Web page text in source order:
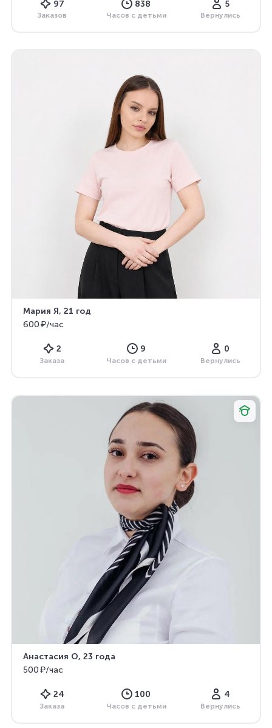
97
Заказов
838
Часов с детьми
5
Вернулись
Мария Я, 21 год
600 ₽/час
2
Заказа
9
Часов с детьми
0
Вернулись
Анастасия О, 23 года
500 ₽/час
24
Заказа
100
Часов с детьми
4
Вернулись